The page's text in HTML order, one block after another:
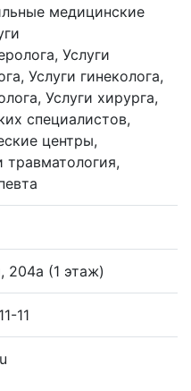
медицинские
Услуги
Услуги гинеколога,
Услуги хирурга,
специалистов,
центры,
травматология,
204а (1 этаж)
11